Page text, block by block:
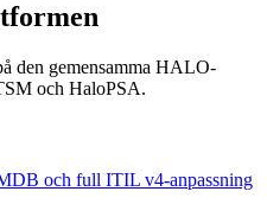
den gemensamma HALO-
och HaloPSA.
och full ITIL v4-anpassning